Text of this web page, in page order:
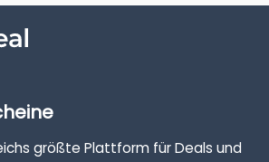
größte Plattform für Deals und